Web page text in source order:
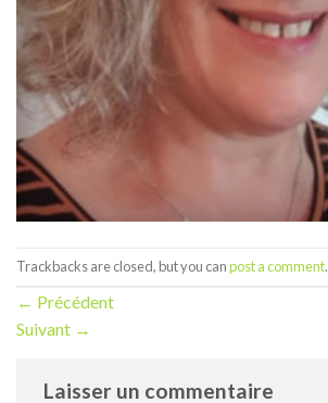
Trackbacks are closed, but you canpost a comment.
← Précédent
Suivant →
Laisser un commentaire